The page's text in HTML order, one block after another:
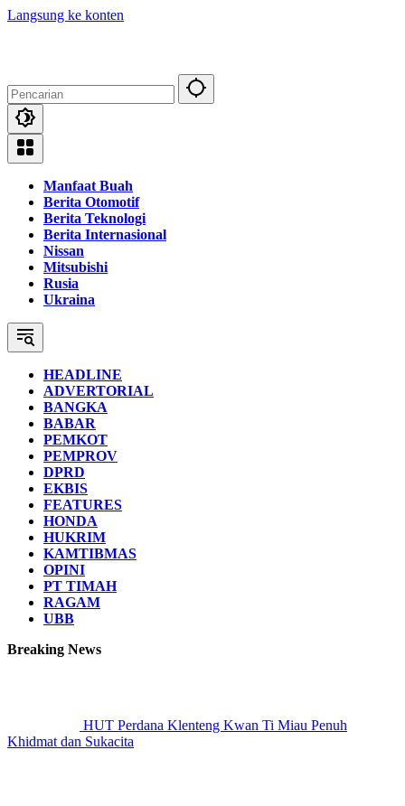
Langsung ke konten
Manfaat Buah
Berita Otomotif
Berita Teknologi
Berita Internasional
Nissan
Mitsubishi
Rusia
Ukraina
HEADLINE
ADVERTORIAL
BANGKA
BABAR
PEMKOT
PEMPROV
DPRD
EKBIS
FEATURES
HONDA
HUKRIM
KAMTIBMAS
OPINI
PT TIMAH
RAGAM
UBB
Breaking News
HUT Perdana Klenteng Kwan Ti Miau Penuh
Khidmat dan Sukacita